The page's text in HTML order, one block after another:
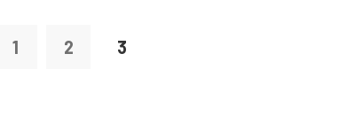
1 2 3